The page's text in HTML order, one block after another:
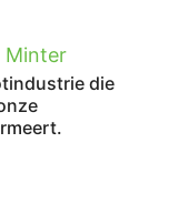
Minter
die